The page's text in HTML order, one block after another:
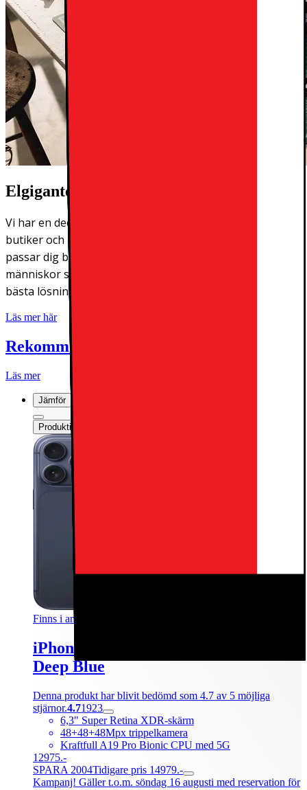
Elgiganten Företag
Vi har en dedikerad B2B-avdelning. På vår hemsida, i våra
butiker och hos er. Du väljer själv vilket alternativ som
passar dig bäst. Oavsett vilket du väljer hittar du
människor som snabbt förstår dina behov och hittar de
bästa lösningarna.
Läs mer här
Rekommenderade Apple-produkter:
Läs mer
Jämför
Produktinformationsblad
Finns i andra varianter
iPhone 17 Pro 5G smartphone 256GB
Deep Blue
Denna produkt har blivit bedömd som 4.7 av 5 möjliga
stjärnor.4.71923
6,3" Super Retina XDR-skärm
48+48+48Mpx trippelkamera
Kraftfull A19 Pro Bionic CPU med 5G
12975.-
SPARA 2004Tidigare pris 14979.-
Kampanj! Gäller t.o.m. söndag 16 augusti med reservation för